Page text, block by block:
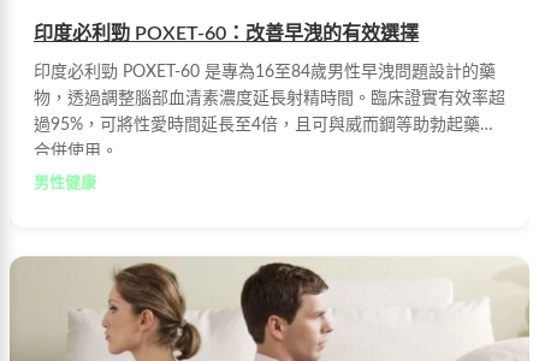
印度必利勁 POXET-60：改善早洩的有效選擇
印度必利勁 POXET-60 是專為16至84歲男性早洩問題設計的藥
物，透過調整腦部血清素濃度延長射精時間。臨床證實有效率超
過95%，可將性愛時間延長至4倍，且可與威而鋼等助勃起藥物
合併使用。
男性健康